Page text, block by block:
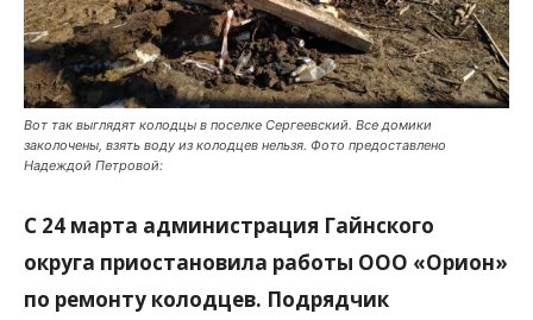
Вот так выглядят колодцы в поселке Сергеевский. Все домики
заколочены, взять воду из колодцев нельзя. Фото предоставлено
Надеждой Петровой:
С 24 марта администрация Гайнского
округа приостановила работы ООО «Орион»
по ремонту колодцев. Подрядчик